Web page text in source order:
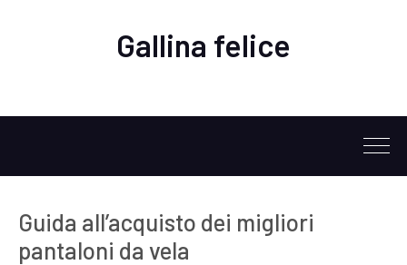
Gallina felice
Guida all’acquisto dei migliori
pantaloni da vela